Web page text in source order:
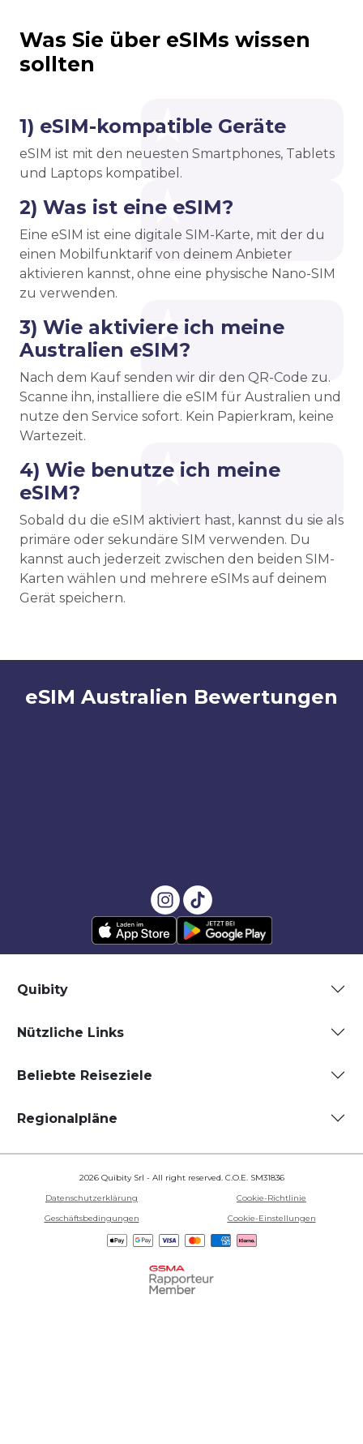
Was Sie über eSIMs wissen
sollten
1) eSIM-kompatible Geräte
eSIM ist mit den neuesten Smartphones, Tablets
und Laptops kompatibel.
2) Was ist eine eSIM?
Eine eSIM ist eine digitale SIM-Karte, mit der du
einen Mobilfunktarif von deinem Anbieter
aktivieren kannst, ohne eine physische Nano-SIM
zu verwenden.
3) Wie aktiviere ich meine
Australien eSIM?
Nach dem Kauf senden wir dir den QR-Code zu.
Scanne ihn, installiere die eSIM für Australien und
nutze den Service sofort. Kein Papierkram, keine
Wartezeit.
4) Wie benutze ich meine
eSIM?
Sobald du die eSIM aktiviert hast, kannst du sie als
primäre oder sekundäre SIM verwenden. Du
kannst auch jederzeit zwischen den beiden SIM-
Karten wählen und mehrere eSIMs auf deinem
Gerät speichern.
eSIM Australien Bewertungen
Quibity
Nützliche Links
Beliebte Reiseziele
Regionalpläne
2026 Quibity Srl - All right reserved. C.O.E. SM31836
Datenschutzerklärung
Cookie-Richtlinie
Geschäftsbedingungen
Cookie-Einstellungen